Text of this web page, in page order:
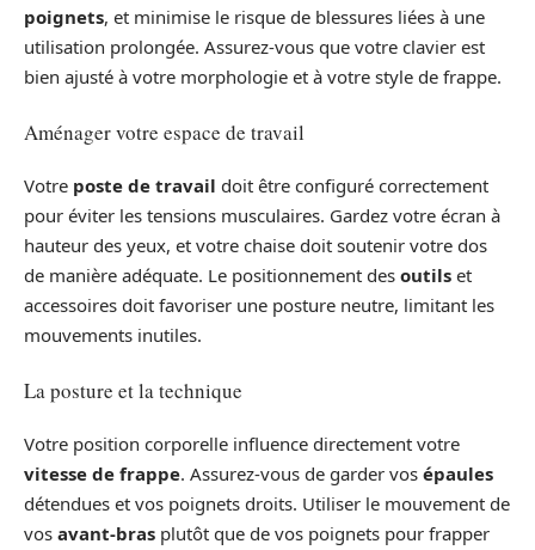
poignets, et minimise le risque de blessures liées à une
utilisation prolongée. Assurez-vous que votre clavier est
bien ajusté à votre morphologie et à votre style de frappe.
Aménager votre espace de travail
Votre poste de travail doit être configuré correctement
pour éviter les tensions musculaires. Gardez votre écran à
hauteur des yeux, et votre chaise doit soutenir votre dos
de manière adéquate. Le positionnement des outils et
accessoires doit favoriser une posture neutre, limitant les
mouvements inutiles.
La posture et la technique
Votre position corporelle influence directement votre
vitesse de frappe. Assurez-vous de garder vos épaules
détendues et vos poignets droits. Utiliser le mouvement de
vos avant-bras plutôt que de vos poignets pour frapper